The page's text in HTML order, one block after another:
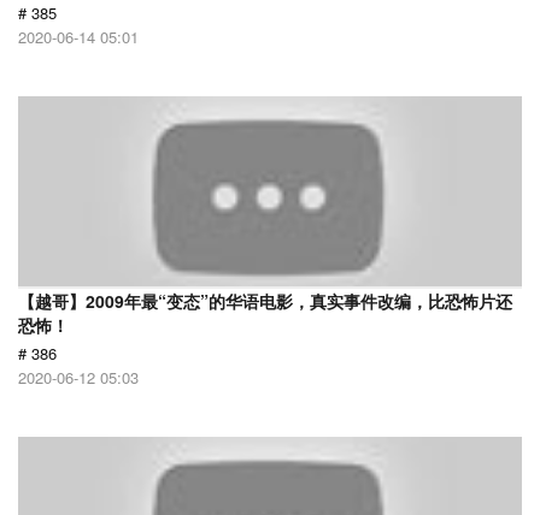
# 385
2020-06-14 05:01
【越哥】2009年最“变态”的华语电影，真实事件改编，比恐怖片还
恐怖！
# 386
2020-06-12 05:03